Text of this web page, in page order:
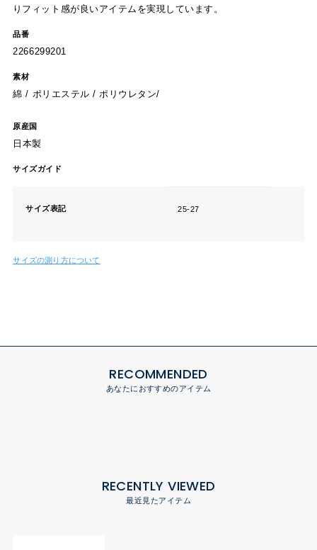
りフィット感が良いアイテムを実現しています。
品番
2266299201
素材
綿 / ポリエステル / ポリウレタン/
原産国
日本製
サイズガイド
サイズ表記 25-27
サイズの測り方について
RECOMMENDED
あなたにおすすめのアイテム
RECENTLY VIEWED
最近見たアイテム